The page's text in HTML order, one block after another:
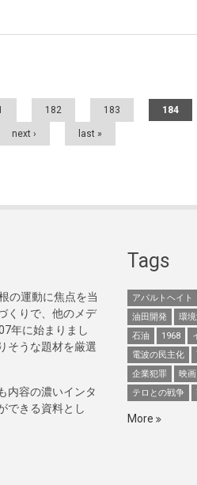
182 183 184
next › last »
の運動に焦点を当
くりで、他のメデ
年に始まりまし
そうな題材を厳選
内容の濃いインタ
できる資料とし
Tags
アパルトヘイト
油田開発
環
石油
1968
電波の民主化
企業犯罪
映画
テロとの戦争
More